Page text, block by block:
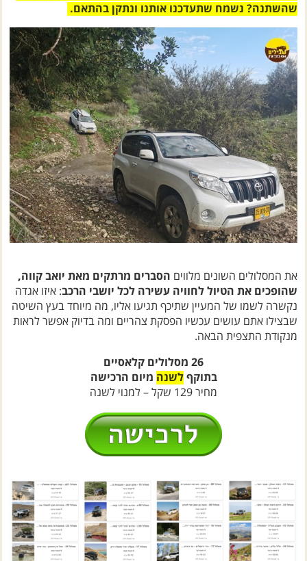
שהופכים את הטיול לחוויה עשירה לכל יושבי הרכב: איזו אגדה
נקשרה לשמו של המעיין שתיכף תגיעו אליו, מה מיוחד בעץ השיטה
שבצילו אתם עושים עכשיו הפסקת צהריים ומה בדיוק אפשר לראות
מנקודת התצפית הבאה.
בתוקףלשנהמיום הרכישה
מחיר 129 שקל – למנוי לשנה